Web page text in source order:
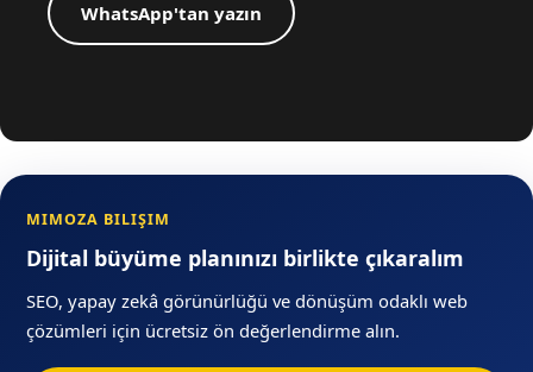
WhatsApp'tan yazın
MIMOZA BILIŞIM
Dijital büyüme planınızı birlikte çıkaralım
SEO, yapay zekâ görünürlüğü ve dönüşüm odaklı web
çözümleri için ücretsiz ön değerlendirme alın.